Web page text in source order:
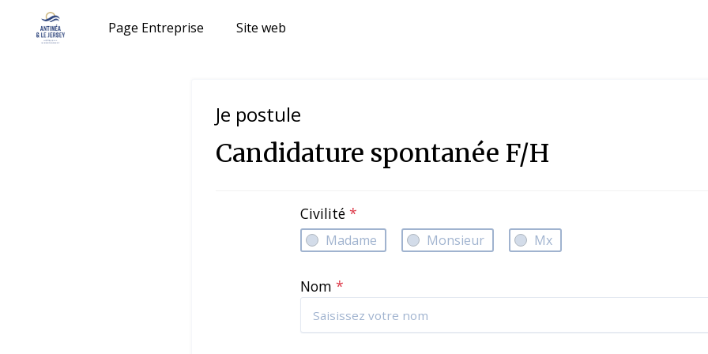
Page Entreprise Site web
Je postule
Candidature spontanée F/H
Civilité*
Madame Monsieur Mx
Nom*